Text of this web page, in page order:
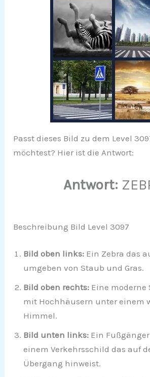
Passt dieses Bild zu dem Level
möchtest? Hier ist die Antwort:
Antwort:
Beschreibung Bild Level 3097
Bild oben links: Ein Zebra das
umgeben von Staub und Gras.
Bild oben rechts: Eine
mit Hochhäusern unter einem
Himmel.
Bild unten links: Ein
einem Verkehrsschild das auf
Übergang hinweist.